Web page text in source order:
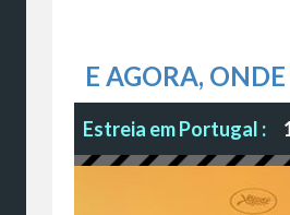
E AGORA,
Estreia em Portugal :